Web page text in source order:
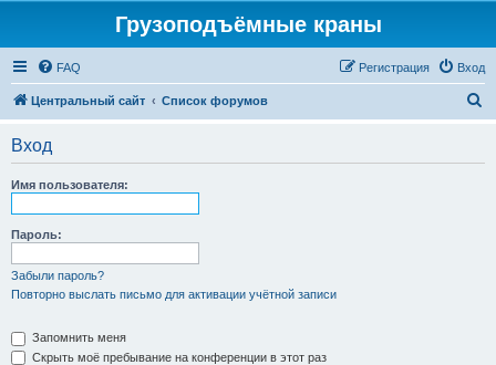
Грузоподъёмные краны
FAQ Вход
Регистрация
Центральный сайт Список форумов
Вход
Имя пользователя:
Пароль:
Забыли пароль?
Повторно выслать письмо для активации учётной записи
Запомнить меня
Скрыть моё пребывание на конференции в этот раз